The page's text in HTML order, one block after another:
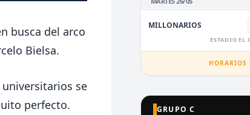
busca del arco
Bielsa.
se
perfecto.
MILLONARIOS
ESTADIO EL
HORARIOS
GRUPO C